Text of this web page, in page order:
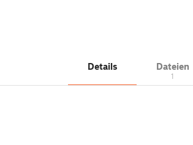
Details Dateien
1